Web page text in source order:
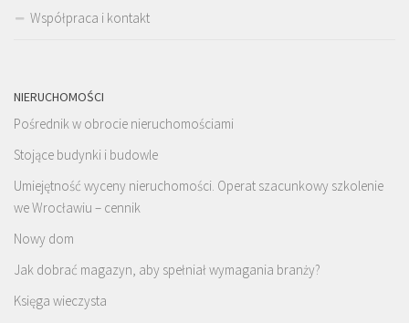
Współpraca i kontakt
NIERUCHOMOŚCI
Pośrednik w obrocie nieruchomościami
Stojące budynki i budowle
Umiejętność wyceny nieruchomości. Operat szacunkowy szkolenie
we Wrocławiu – cennik
Nowy dom
Jak dobrać magazyn, aby spełniał wymagania branży?
Księga wieczysta